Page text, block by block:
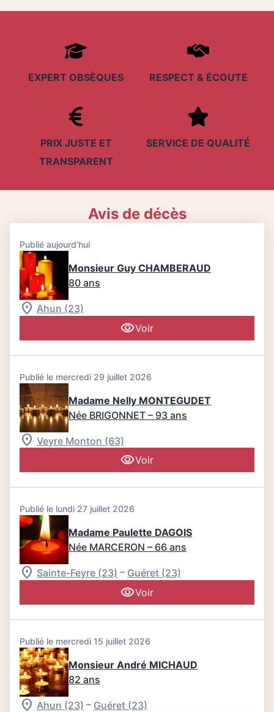
EXPERT OBSÈQUES RESPECT & ÉCOUTE
PRIX JUSTE ET
TRANSPARENT
SERVICE DE QUALITÉ
Avis de décès
Publié aujourd’hui
Monsieur Guy CHAMBERAUD
80 ans
Ahun (23)
Voir
Publié le mercredi 29 juillet 2026
Madame Nelly MONTEGUDET
Née BRIGONNET – 93 ans
Veyre Monton (63)
Voir
Publié le lundi 27 juillet 2026
Madame Paulette DAGOIS
Née MARCERON – 66 ans
Sainte-Feyre (23) – Guéret (23)
Voir
Publié le mercredi 15 juillet 2026
Monsieur André MICHAUD
82 ans
Ahun (23) – Guéret (23)